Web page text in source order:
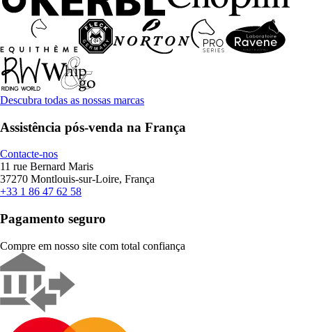
Descubra todas as nossas marcas
Assistência pós-venda na França
Contacte-nos
11 rue Bernard Maris
37270 Montlouis-sur-Loire, França
+33 1 86 47 62 58
Pagamento seguro
Compre em nosso site com total confiança